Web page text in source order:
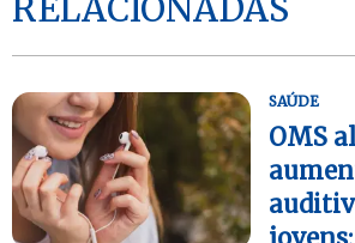
RELACIONADAS
SAÚDE
OMS